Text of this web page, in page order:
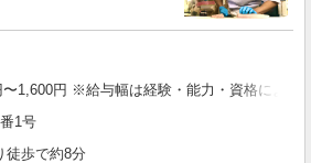
1,600円 ※給与幅は経験・能力・資格による
1号
徒歩で約8分